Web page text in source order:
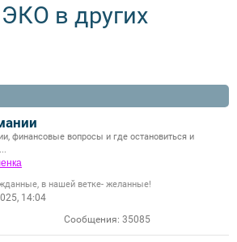
в других
финансовые вопросы и где остановиться и
в нашей ветке- желанные!
14:04
Сообщения: 35085